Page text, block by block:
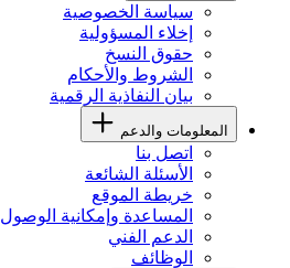
سياسة الخصوصية
إخلاء المسؤولية
حقوق النسخ
الشروط والأحكام
بيان النفاذية الرقمية
المعلومات والدعم
اتصل بنا
الأسئلة الشائعة
خريطة الموقع
المساعدة وإمكانية الوصول
الدعم الفني
الوظائف